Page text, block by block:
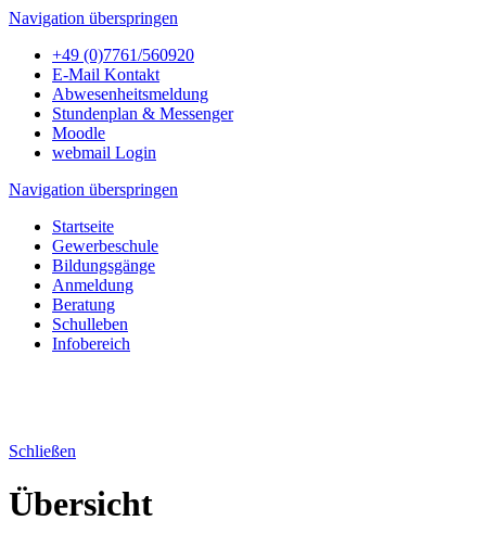
Navigation überspringen
+49 (0)7761/560920
E-Mail Kontakt
Abwesenheitsmeldung
Stundenplan & Messenger
Moodle
webmail Login
Navigation überspringen
Startseite
Gewerbeschule
Bildungsgänge
Anmeldung
Beratung
Schulleben
Infobereich
Schließen
Übersicht